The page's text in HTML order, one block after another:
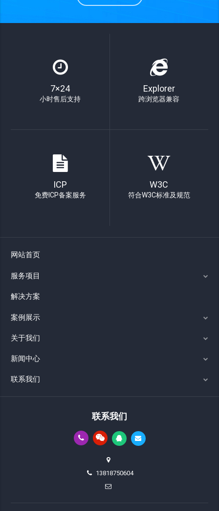
7×24
小时售后支持
Explorer
跨浏览器兼容
ICP
免费ICP备案服务
W3C
符合W3C标准及规范
网站首页
服务项目
解决方案
案例展示
关于我们
新闻中心
联系我们
联系我们
13818750604